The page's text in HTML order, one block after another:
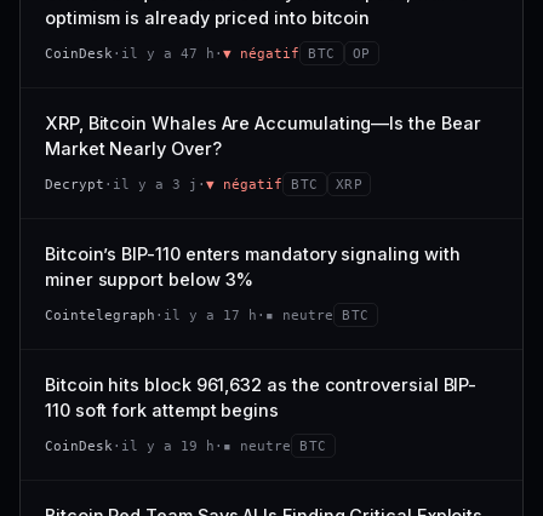
CONFIANCE
VAR. 7 J VAR. 30 J
CONFIANCE
momentum 24 h dégradé (+0,0 %), volume 24 h atone
(0,9 % de sa capitalisation échangés).
538 M$ 4,7 M$
−2,9 % −1,9 %
−50,0 % #93
CONFIANCE
optimism is already priced into bitcoin
CoinDesk · il y a 47 h · ▼ négatif BTC OP
XRP, Bitcoin Whales Are Accumulating—Is the Bear
Market Nearly Over?
Decrypt · il y a 3 j · ▼ négatif BTC XRP
Bitcoin’s BIP-110 enters mandatory signaling with
miner support below 3%
Cointelegraph · il y a 17 h · ▪ neutre BTC
Bitcoin hits block 961,632 as the controversial BIP-
110 soft fork attempt begins
CoinDesk · il y a 19 h · ▪ neutre BTC